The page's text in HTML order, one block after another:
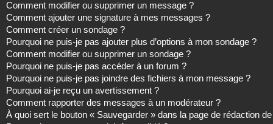
Comment modifier ou supprimer un message ?
Comment ajouter une signature à mes messages ?
Comment créer un sondage ?
Pourquoi ne puis-je pas ajouter plus d’options à mon sondage ?
Comment modifier ou supprimer un sondage ?
Pourquoi ne puis-je pas accéder à un forum ?
Pourquoi ne puis-je pas joindre des fichiers à mon message ?
Pourquoi ai-je reçu un avertissement ?
Comment rapporter des messages à un modérateur ?
À quoi sert le bouton « Sauvegarder » dans la page de rédaction